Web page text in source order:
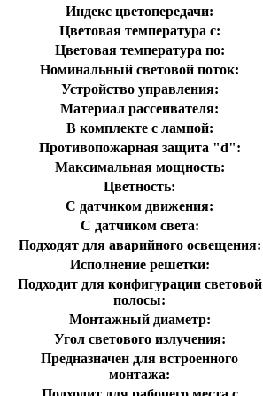
Индекс цветопередачи:
Цветовая температура с:
Цветовая температура по:
Номинальный световой поток:
Устройство управления:
Материал рассеивателя:
В комплекте с лампой:
Противопожарная защита "d":
Максимальная мощность:
Цветность:
С датчиком движения:
С датчиком света:
Подходят для аварийного освещения:
Исполнение решетки:
Подходит для конфигурации световой
полосы:
Монтажный диаметр:
Угол светового излучения:
Предназначен для встроенного
монтажа: